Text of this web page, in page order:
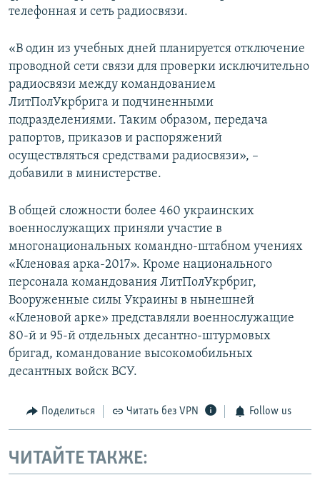
телефонная и сеть радиосвязи.
«В один из учебных дней планируется отключение
проводной сети связи для проверки исключительно
радиосвязи между командованием
ЛитПолУкрбрига и подчиненными
подразделениями. Таким образом, передача
рапортов, приказов и распоряжений
осуществляться средствами радиосвязи», –
добавили в министерстве.
В общей сложности более 460 украинских
военнослужащих приняли участие в
многонациональных командно-штабном учениях
«Кленовая арка-2017». Кроме национального
персонала командования ЛитПолУкрбриг,
Вооруженные силы Украины в нынешней
«Кленовой арке» представляли военнослужащие
80-й и 95-й отдельных десантно-штурмовых
бригад, командование высокомобильных
десантных войск ВСУ.
Поделиться Читать без VPN Follow us
ЧИТАЙТЕ ТАКЖЕ: